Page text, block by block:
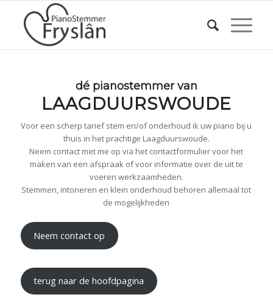
dé pianostemmer van
LAAGDUURSWOUDE
Voor een scherp tarief stem en/of onderhoud ik uw piano bij u
thuis in het prachtige Laagduurswoude.
Neem contact met me op via het contactformulier voor het
maken van een afspraak of voor informatie over de uit te
voeren werkzaamheden.
Stemmen, intoneren en klein onderhoud behoren allemaal tot
de mogelijkheden
Neem contact op
terug naar de hoofdpagina